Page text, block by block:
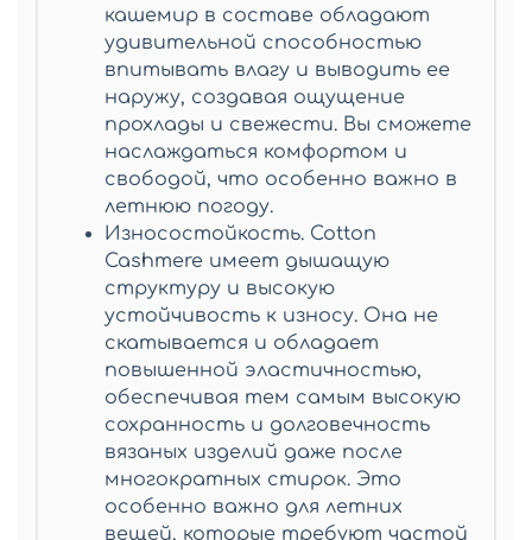
кашемир в составе обладают
удивительной способностью
впитывать влагу и выводить ее
наружу, создавая ощущение
прохлады и свежести. Вы сможете
наслаждаться комфортом и
свободой, что особенно важно в
летнюю погоду.
Износостойкость. Cotton
Cashmere имеет дышащую
структуру и высокую
устойчивость к износу. Она не
скатывается и обладает
повышенной эластичностью,
обеспечивая тем самым высокую
сохранность и долговечность
вязаных изделий даже после
многократных стирок. Это
особенно важно для летних
вещей, которые требуют частой